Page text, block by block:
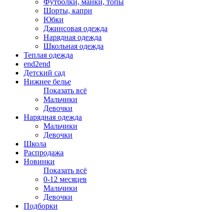
Футболки, майки, топы
Шорты, капри
Юбки
Джинсовая одежда
Нарядная одежда
Школьная одежда
Теплая одежда
end2end
Детский сад
Нижнее белье
Показать всё
Мальчики
Девочки
Нарядная одежда
Мальчики
Девочки
Школа
Распродажа
Новинки
Показать всё
0-12 месяцев
Мальчики
Девочки
Подборки